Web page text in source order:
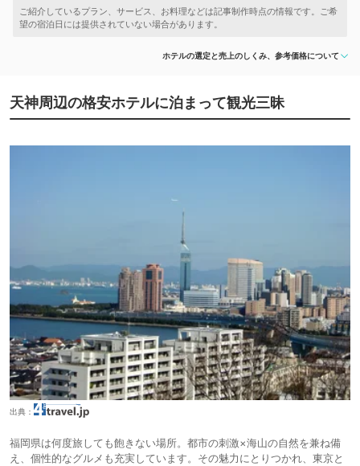
ホテルの選定と売上のしくみ、参考価格について
天神周辺の格安ホテルに泊まって観光三昧
出典：
福岡県は何度旅しても飽きない場所。都市の刺激×海山の自然を兼ね備
え、個性的なグルメも充実しています。その魅力にとりつかれ、東京と